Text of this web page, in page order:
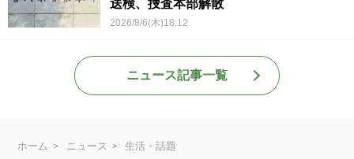
送検、捜査本部解散
2026/8/6(木)18:12
ニュース記事一覧
ホーム ニュース
生活・話題